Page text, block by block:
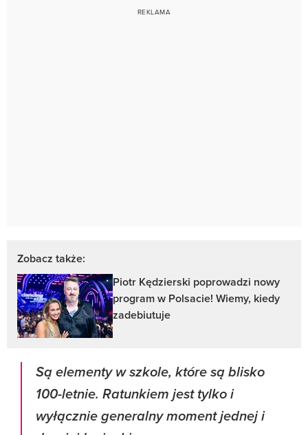
Zobacz także:
Piotr Kędzierski poprowadzi nowy
program w Polsacie! Wiemy, kiedy
zadebiutuje
Są elementy w szkole, które są blisko
100-letnie. Ratunkiem jest tylko i
wyłącznie generalny moment jednej i